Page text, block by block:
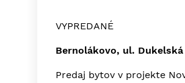
VYPREDANÉ
Bernolákovo, ul. Dukelská
Predaj bytov v projekte